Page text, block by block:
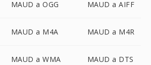
MAUD a OGG MAUD a AIFF
MAUD a M4A MAUD a M4R
MAUD a WMA MAUD a DTS